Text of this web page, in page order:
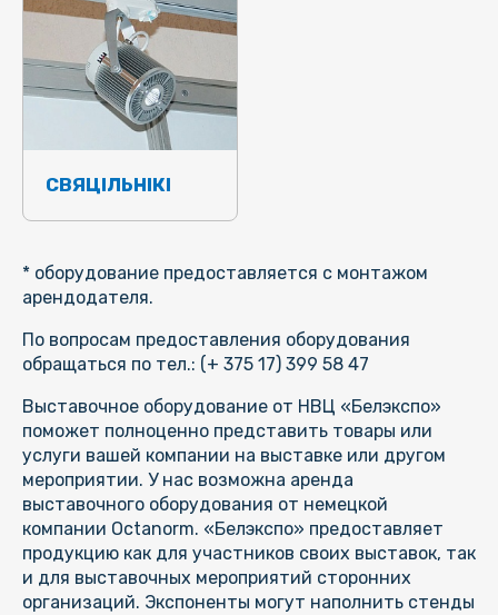
СВЯЦІЛЬНІКІ
* оборудование предоставляется с монтажом
арендодателя.
По вопросам предоставления оборудования
обращаться по тел.: (+ 375 17) 399 58 47
Выставочное оборудование от НВЦ «Белэкспо»
поможет полноценно представить товары или
услуги вашей компании на выставке или другом
мероприятии. У нас возможна аренда
выставочного оборудования от немецкой
компании Octanorm. «Белэкспо» предоставляет
продукцию как для участников своих выставок, так
и для выставочных мероприятий сторонних
организаций. Экспоненты могут наполнить стенды